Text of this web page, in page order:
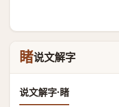
睹说文解字
说文解字·睹